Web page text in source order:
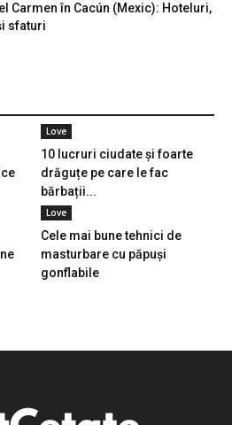
Carmen în Cacún (Mexic): Hoteluri,
sfaturi
Love
10 lucruri ciudate și foarte
drăguțe pe care le fac
bărbații...
Love
Cele mai bune tehnici de
masturbare cu păpuși
gonflabile